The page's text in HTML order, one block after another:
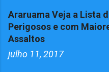
com
realizaram
Reprimir O
Araruama Veja a Lista
Perigosos e com
Assaltos
julho 11, 2017